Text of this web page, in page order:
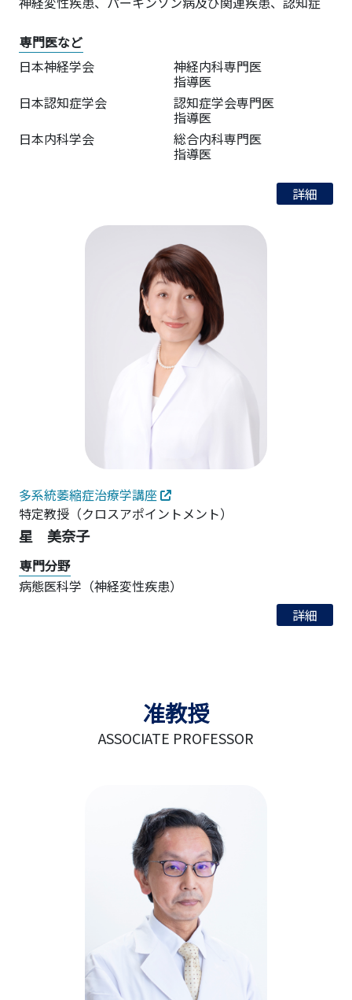
専門医など
日本神経学会
神経内科専門医
指導医
日本認知症学会
認知症学会専門医
指導医
日本内科学会
総合内科専門医
指導医
詳細
多系統萎縮症治療学講座
特定教授 （クロスアポイントメント）
星 美奈子
専門分野
病態医科学（神経変性疾患）
詳細
准教授
ASSOCIATE PROFESSOR